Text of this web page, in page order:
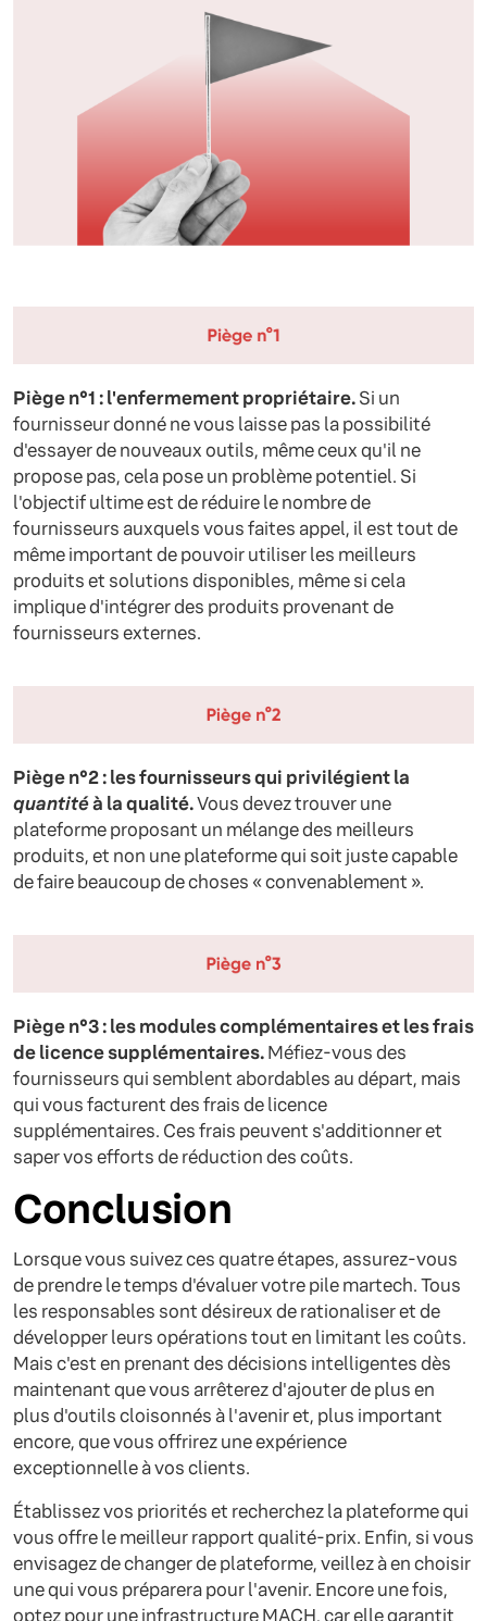
Piège n°1 : l'enfermement propriétaire.Si un
fournisseur donné ne vous laisse pas la possibilité
d'essayer de nouveaux outils, même ceux qu'il ne
propose pas, cela pose un problème potentiel. Si
l'objectif ultime est de réduire le nombre de
fournisseurs auxquels vous faites appel, il est tout de
même important de pouvoir utiliser les meilleurs
produits et solutions disponibles, même si cela
implique d'intégrer des produits provenant de
fournisseurs externes.
Piège n°2 : les fournisseurs qui privilégient la
quantitéà la qualité.Vous devez trouver une
plateforme proposant un mélange des meilleurs
produits, et non une plateforme qui soit juste capable
de faire beaucoup de choses « convenablement ».
Piège n°3 : les modules complémentaires et les frais
de licence supplémentaires.Méfiez-vous des
fournisseurs qui semblent abordables au départ, mais
qui vous facturent des frais de licence
supplémentaires. Ces frais peuvent s'additionner et
saper vos efforts de réduction des coûts.
Conclusion
Lorsque vous suivez ces quatre étapes, assurez-vous
de prendre le temps d'évaluer votre pile martech. Tous
les responsables sont désireux de rationaliser et de
développer leurs opérations tout en limitant les coûts.
Mais c'est en prenant des décisions intelligentes dès
maintenant que vous arrêterez d'ajouter de plus en
plus d'outils cloisonnés à l'avenir et, plus important
encore, que vous offrirez une expérience
exceptionnelle à vos clients.
Établissez vos priorités et recherchez la plateforme qui
vous offre le meilleur rapport qualité-prix. Enfin, si vous
envisagez de changer de plateforme, veillez à en choisir
une qui vous préparera pour l'avenir. Encore une fois,
optez pour une infrastructure MACH, car elle garantit